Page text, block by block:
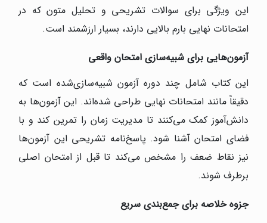
این ویژگی برای سوالات تشریحی و تحلیل متون که در
امتحانات نهایی بارم بالایی دارند، بسیار ارزشمند است.
آزمون‌هایی برای شبیه‌سازی امتحان واقعی
این کتاب شامل چند دوره آزمون شبیه‌سازی‌شده است که
دقیقاً مانند امتحانات نهایی طراحی شده‌اند. این آزمون‌ها به
دانش‌آموز کمک می‌کنند تا مدیریت زمان را تمرین کند و با
فضای امتحان آشنا شود. پاسخ‌نامه تشریحی این آزمون‌ها
نیز نقاط ضعف را مشخص می‌کند تا قبل از امتحان اصلی
برطرف شوند.
جزوه خلاصه برای جمع‌بندی سریع